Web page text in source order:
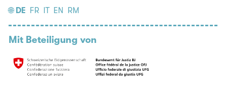
🌐 DE FR IT EN RM
Mit Beteiligung von